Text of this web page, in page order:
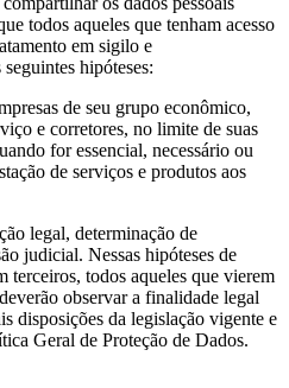
todos aqueles que tenham acesso
em sigilo e
hipóteses:
de seu grupo econômico,
e corretores, no limite de suas
for essencial, necessário ou
de serviços e produtos aos
legal, determinação de
judicial. Nessas hipóteses de
terceiros, todos aqueles que vierem
observar a finalidade legal
disposições da legislação vigente e
Geral de Proteção de Dados.